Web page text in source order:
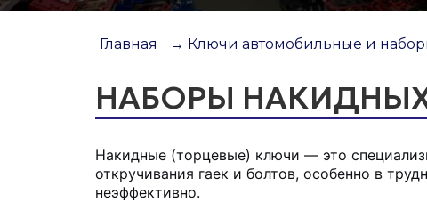
Главная → Ключи автомобильные и
НАБОРЫ
Накидные (торцевые) ключи — это
откручивания гаек и болтов, особенно в
неэффективно.